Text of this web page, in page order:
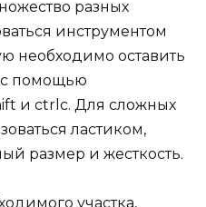
разных
инструментом
необходимо оставить
с помощью
и ctrlc. Для сложных
ластиком,
размер и жесткость.
участка,